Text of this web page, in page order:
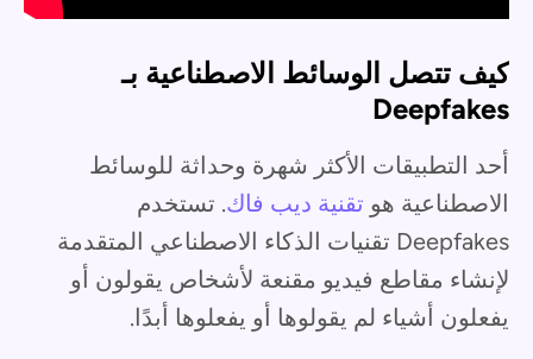
كيف تتصل الوسائط الاصطناعية بـ
Deepfakes
أحد التطبيقات الأكثر شهرة وحداثة للوسائط
الاصطناعية هو تقنية ديب فاك. تستخدم
Deepfakes تقنيات الذكاء الاصطناعي المتقدمة
لإنشاء مقاطع فيديو مقنعة لأشخاص يقولون أو
يفعلون أشياء لم يقولوها أو يفعلوها أبدًا.